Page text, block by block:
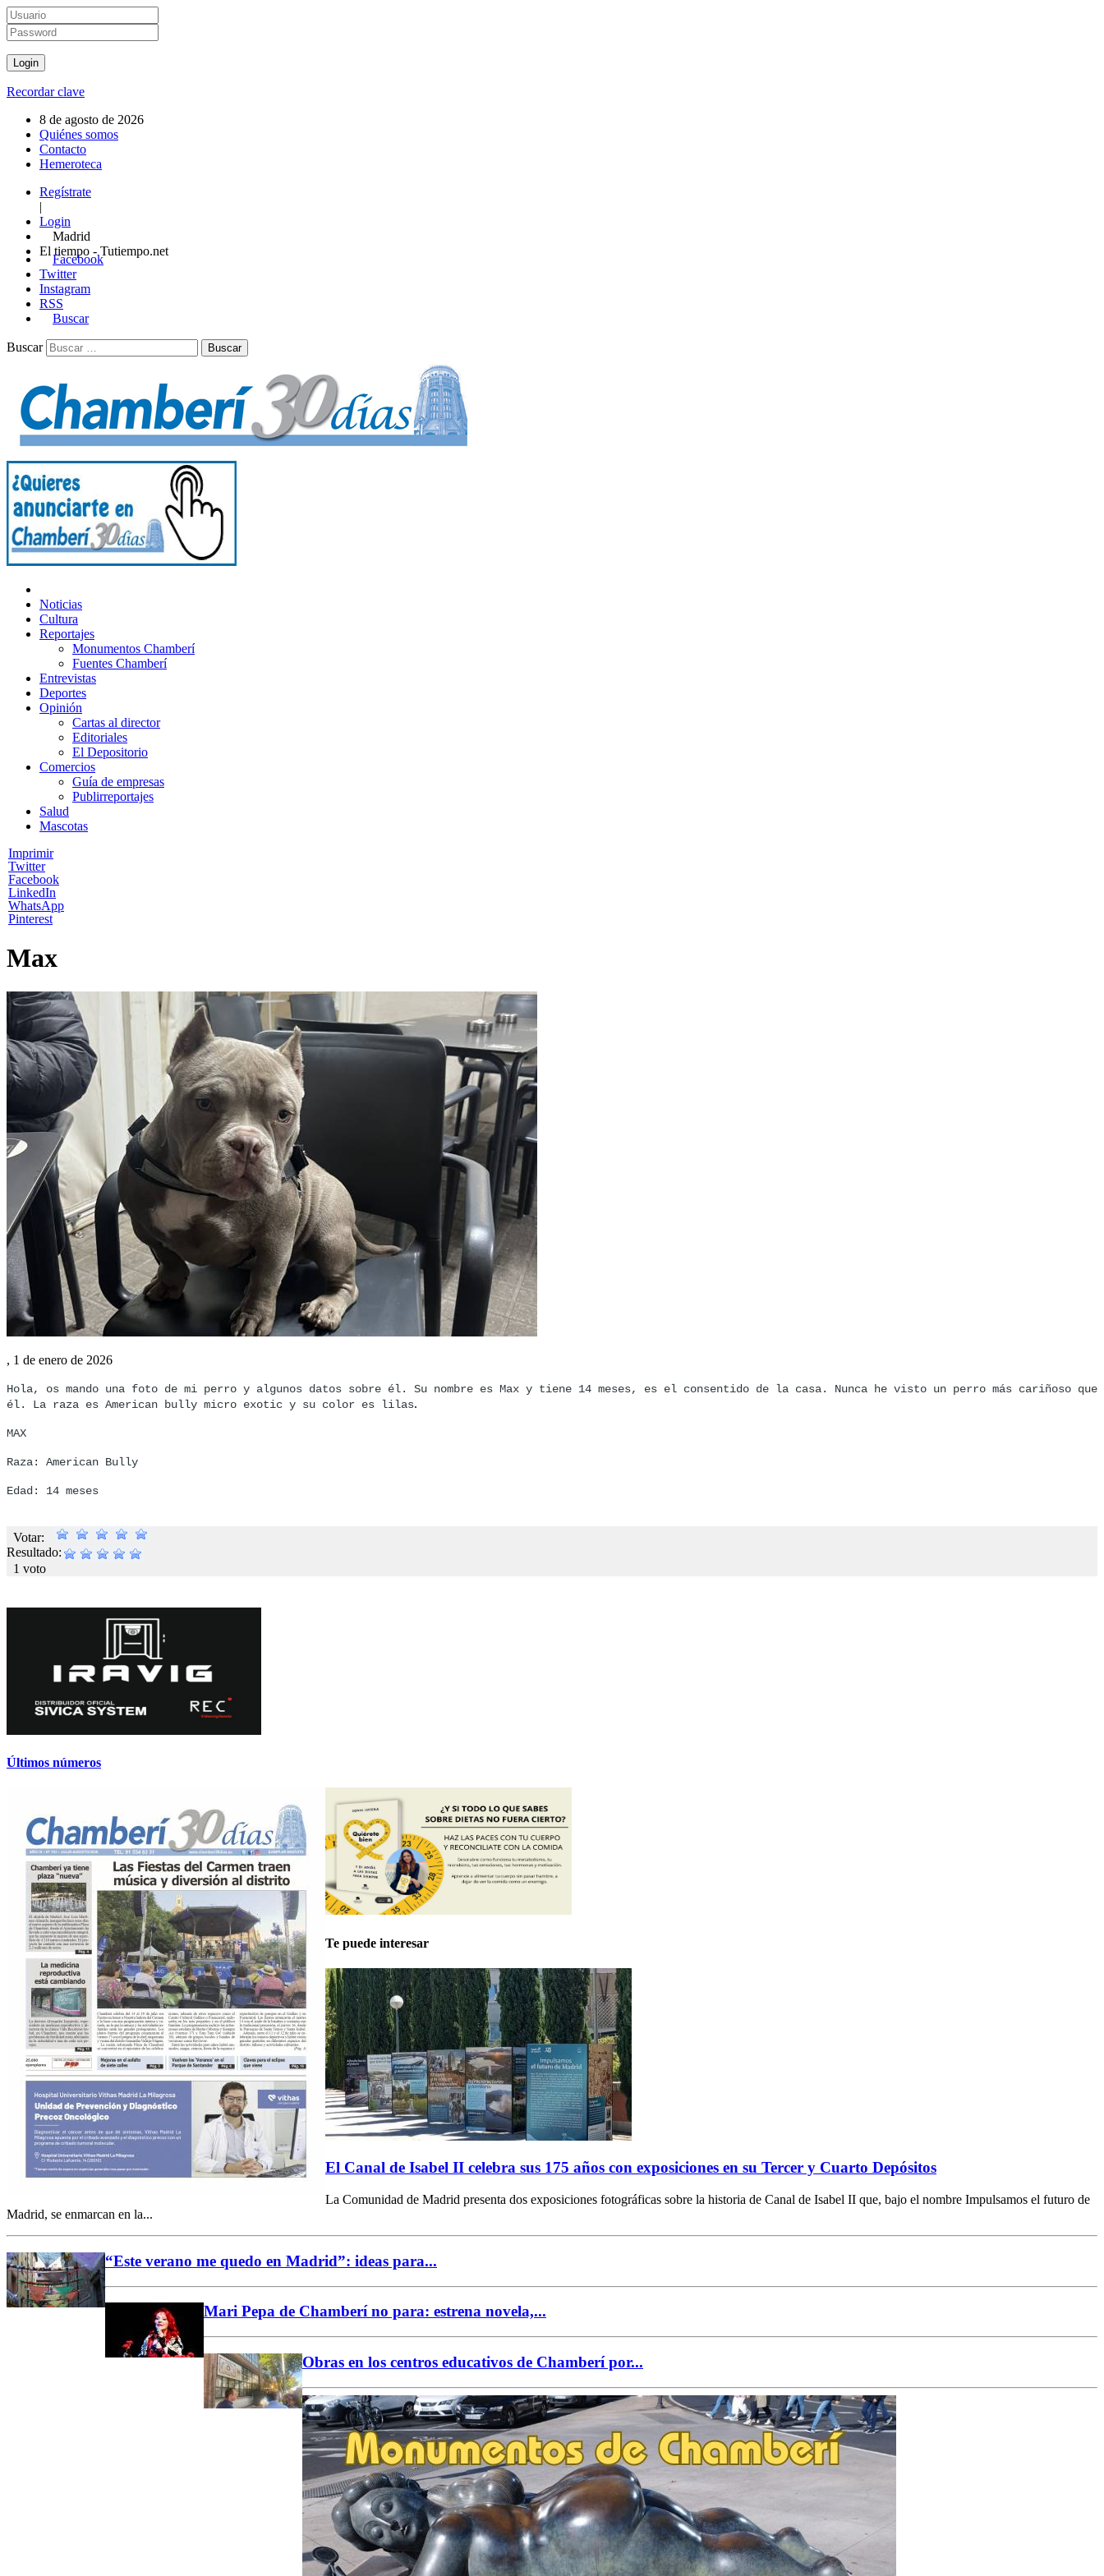
Recordar clave
8 de agosto de 2026
Quiénes somos
Contacto
Hemeroteca
Regístrate
|
Login
Madrid
El tiempo - Tutiempo.net
Facebook
Twitter
Instagram
RSS
Buscar
Buscar
Noticias
Cultura
Reportajes
Monumentos Chamberí
Fuentes Chamberí
Entrevistas
Deportes
Opinión
Cartas al director
Editoriales
El Depositorio
Comercios
Guía de empresas
Publirreportajes
Salud
Mascotas
Imprimir
Twitter
Facebook
LinkedIn
WhatsApp
Pinterest
Max
, 1 de enero de 2026
Hola, os mando una foto de mi perro y algunos datos sobre él. Su nombre es Max y tiene 14 meses, es el consentido de la casa. Nunca he visto un perro más cariñoso que
él. La raza es American bully micro exotic y su color es lilas.
MAX
Raza: American Bully
Edad: 14 meses
Votar:
Resultado:
1 voto
Últimos números
Te puede interesar
El Canal de Isabel II celebra sus 175 años con exposiciones en su Tercer y Cuarto Depósitos
La Comunidad de Madrid presenta dos exposiciones fotográficas sobre la historia de Canal de Isabel II que, bajo el nombre Impulsamos el futuro de
Madrid, se enmarcan en la...
“Este verano me quedo en Madrid”: ideas para...
Mari Pepa de Chamberí no para: estrena novela,...
Obras en los centros educativos de Chamberí por...